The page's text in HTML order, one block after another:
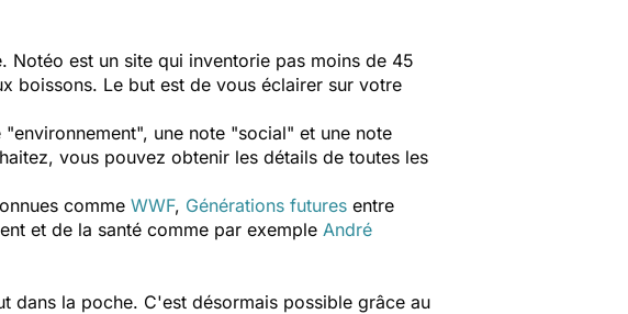
est un site qui inventorie pas moins de 45
boissons. Le but est de vous éclairer sur votre
une note "social" et une note
vous pouvez obtenir les détails de toutes les
comme WWF, Générations futures entre
et de la santé comme par exemple André
dans la poche. C'est désormais possible grâce au